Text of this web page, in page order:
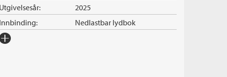
Innbinding: Nedlastbar lydbok
Utgivelsesår: 2025